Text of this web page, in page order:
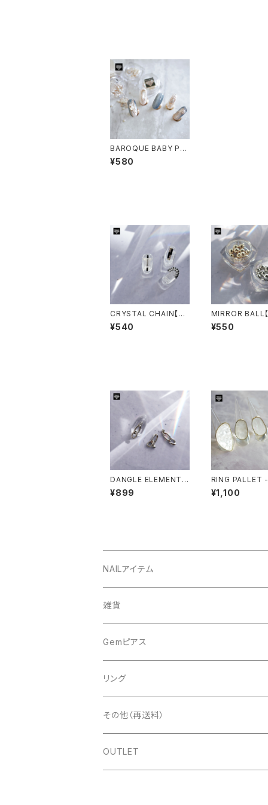
BAROQUE BABY PE
ARL MIX-バロックベビ
ーパール-
¥580
CRYSTAL CHAIN【ク
リスタルチェーン】
¥540
MIRROR BALL
ボール】
¥550
DANGLE ELEMENTS
/ F TYPE【ダングルエ
レメンツ / F】
¥899
RING PALLET -
パレット-
¥1,100
NAILアイテム
アート
ドライフラワー
シェル
ネイルツール
ライト
ディスプレイ
雑貨
Gemピアス
シェルピアス
ゴールド
シルバー
パールピアス
ゴールド
リング
その他（再送料）
OUTLET